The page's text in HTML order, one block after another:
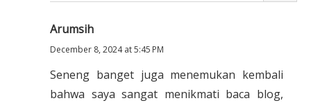
Arumsih
December 8, 2024 at 5:45 PM
Seneng banget juga menemukan kembali
bahwa saya sangat menikmati baca blog,